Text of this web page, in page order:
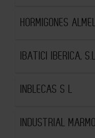
HORMIGONES
IBATICI IBERICA,
INBLECAS S L
INDUSTRIAL